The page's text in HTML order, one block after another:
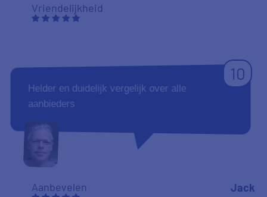
Vriendelijkheid
10
Helder en duidelijk vergelijk over alle
aanbieders
Aanbevelen
Jack